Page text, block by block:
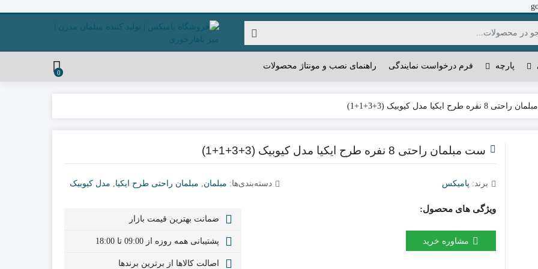
پارچه فرم درخواست نمایندگی راهنمای نصب و مونتاژ محصولات
0
8 نفره طرح ایکیا مدل کیوبیک (3+3+1+1)
ست مبلمان راحتی 8 نفره طرح ایکیا مدل کیوبیک (3+3+1+1)
برند: پامیکس دسته‌بندی‌ها: مبلمان, مبلمان راحتی طرح ایکیا, مدل کیوبیک
ویژگی های محصول:
مشاوره خرید
ضمانت بهترین قیمت بازار
پشتیبانی همه روزه از 09:00 تا 18:00
اصالت کالاها از برترین برندها